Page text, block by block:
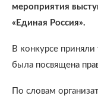
мероприятия
«Единая Россия».
В конкурсе
была посвящена
По словам